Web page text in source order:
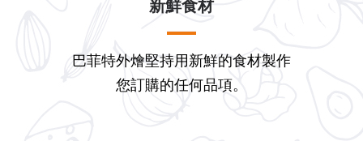
新鮮食材
巴菲特外燴堅持用新鮮的食材製作
您訂購的任何品項。